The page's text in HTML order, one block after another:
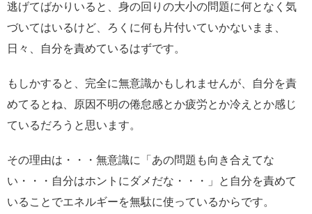
逃げてばかりいると、身の回りの大小の問題に何となく気
づいてはいるけど、ろくに何も片付いていかないまま、
日々、自分を責めているはずです。
もしかすると、完全に無意識かもしれませんが、自分を責
めてるとね、原因不明の倦怠感とか疲労とか冷えとか感じ
ているだろうと思います。
その理由は・・・無意識に「あの問題も向き合えてな
い・・・自分はホントにダメだな・・・」と自分を責めて
いることでエネルギーを無駄に使っているからです。